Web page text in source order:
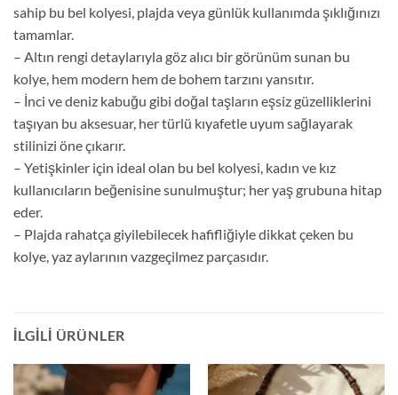
sahip bu bel kolyesi, plajda veya günlük kullanımda şıklığınızı
tamamlar.
– Altın rengi detaylarıyla göz alıcı bir görünüm sunan bu
kolye, hem modern hem de bohem tarzını yansıtır.
– İnci ve deniz kabuğu gibi doğal taşların eşsiz güzelliklerini
taşıyan bu aksesuar, her türlü kıyafetle uyum sağlayarak
stilinizi öne çıkarır.
– Yetişkinler için ideal olan bu bel kolyesi, kadın ve kız
kullanıcıların beğenisine sunulmuştur; her yaş grubuna hitap
eder.
– Plajda rahatça giyilebilecek hafifliğiyle dikkat çeken bu
kolye, yaz aylarının vazgeçilmez parçasıdır.
İLGILI ÜRÜNLER